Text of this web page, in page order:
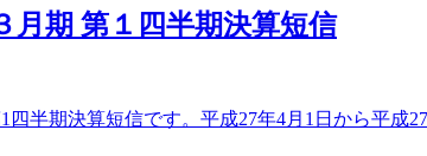
月期 第１四半期決算短信
半期決算短信です。平成27年4月1日から平成